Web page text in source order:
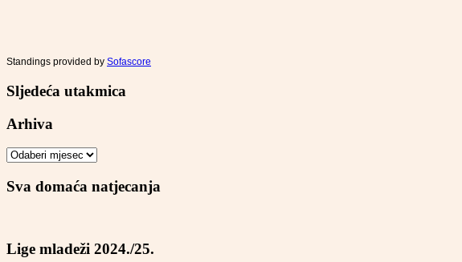
Standings provided by Sofascore
Sljedeća utakmica
Arhiva
Arhiva
Sva domaća natjecanja
Lige mladeži 2024./25.